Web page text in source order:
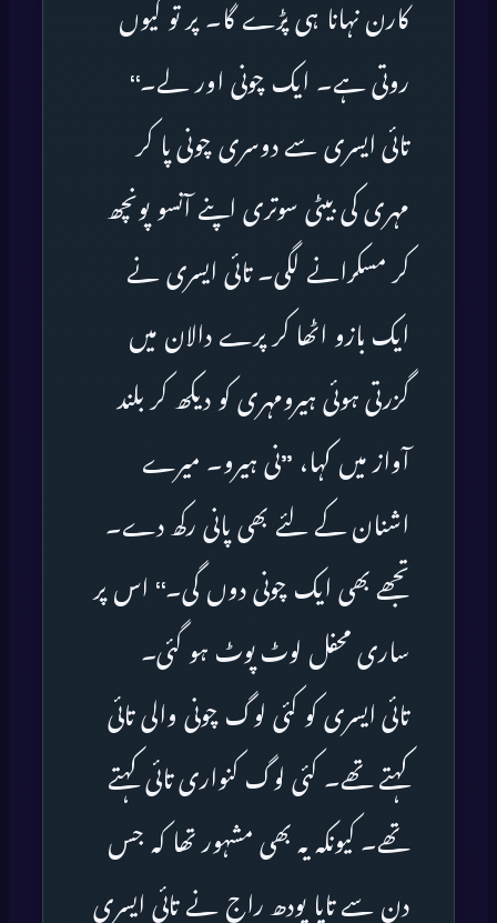
کارن نہانا ہی پڑے گا۔ پر تو کیوں
روتی ہے۔ ایک چونی اور لے۔‘‘
تائی ایسری سے دوسری چونی پا کر
مہری کی بیٹی سوتری اپنے آنسو پونچھ
کر مسکرانے لگی۔ تائی ایسری نے
ایک بازو اٹھا کر پرے دالان میں
گزرتی ہوئی ہیرومہری کو دیکھ کر بلند
آواز میں کہا، ’’نی ہیرو۔ میرے
اشنان کے لئے بھی پانی رکھ دے۔
تجھے بھی ایک چونی دوں گی۔‘‘ اس پر
ساری محفل لوٹ پوٹ ہو گئی۔
تائی ایسری کو کئی لوگ چونی والی تائی
کہتے تھے۔ کئی لوگ کنواری تائی کہتے
تھے۔ کیونکہ یہ بھی مشہور تھا کہ جس
دن سے تایا یودھ راج نے تائی ایسری